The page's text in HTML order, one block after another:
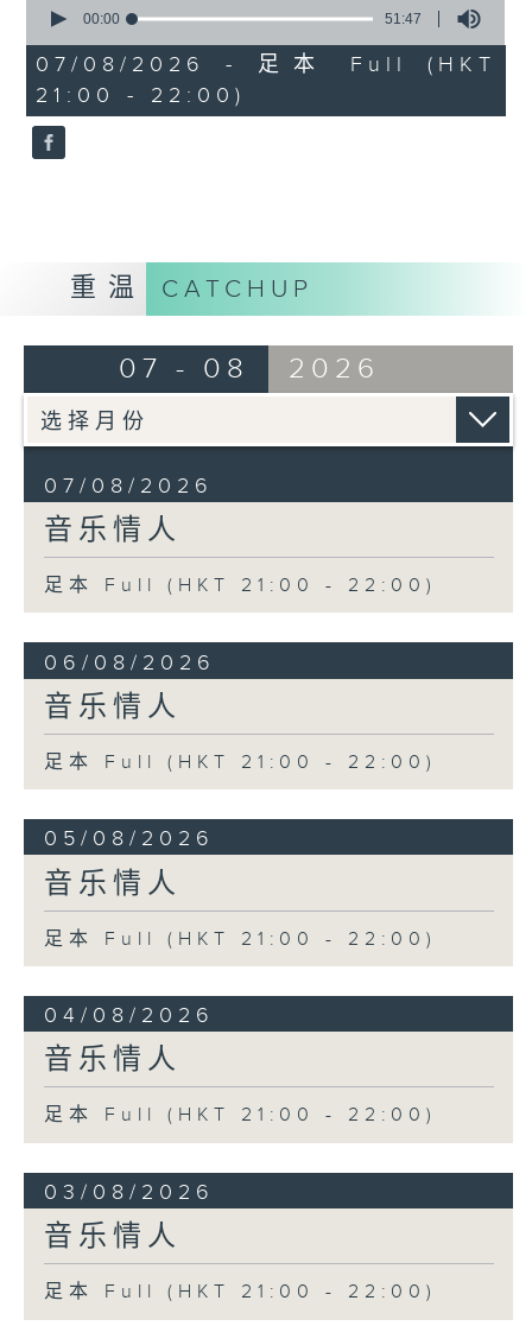
音乐情人。
seconds
51
minutes,
47
seconds
00:00 51:47
07/08/2026 - 足本 Full (HKT
21:00 - 22:00)
重温 CATCHUP
07 - 08 2026
07/08/2026
音乐情人
足本 Full (HKT 21:00 - 22:00)
06/08/2026
音乐情人
足本 Full (HKT 21:00 - 22:00)
05/08/2026
音乐情人
足本 Full (HKT 21:00 - 22:00)
04/08/2026
音乐情人
足本 Full (HKT 21:00 - 22:00)
03/08/2026
音乐情人
足本 Full (HKT 21:00 - 22:00)